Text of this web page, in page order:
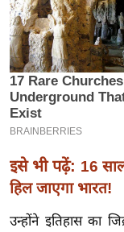
इ
म
ई
-
पे
प
र
मि
सा
इसे भी पढ़ें: 16
हिल जाएगा भारत!
उन्होंने इतिहास का